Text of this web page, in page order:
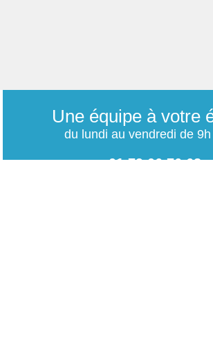
Une équipe à votre
du lundi au vendredi de
01 79 06 76 68